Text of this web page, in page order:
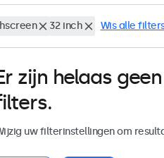
32 inch Wis alle
zijn helaas
uw filterinstellingen om